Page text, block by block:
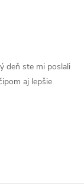
deň ste mi poslali
aj lepšie